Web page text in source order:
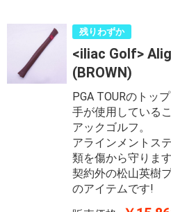
残りわずか
<iliac Golf>
(BROWN)
PGA TOURのトッ
手が使用している
アックゴルフ。
アラインメントス
類を傷から守ります
契約外の松山英樹
のアイテムです!